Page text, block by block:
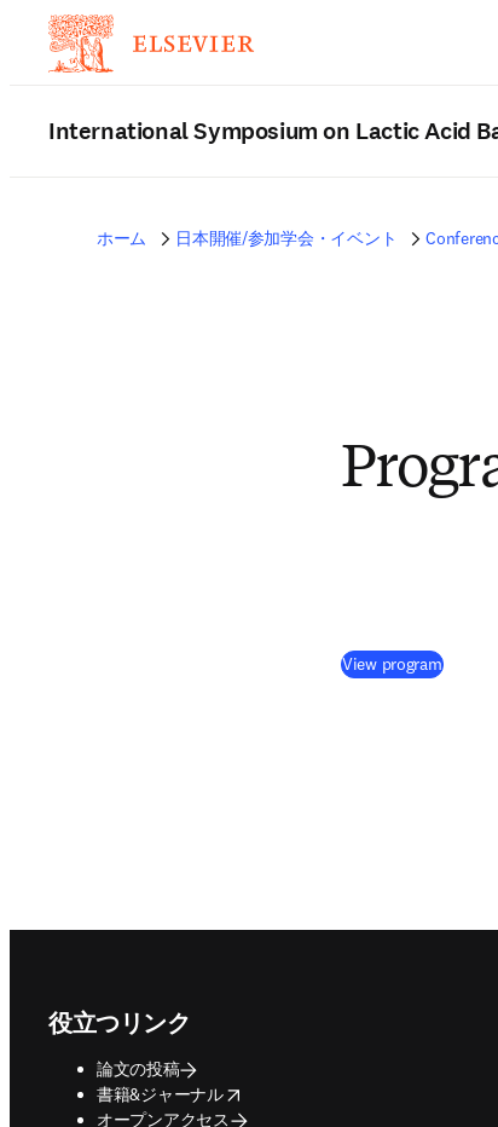
International Symposium on Lactic Acid
ホーム 日本開催/参加学会・イベント
View program(
役立つリンク
論文の投稿
書籍&ジャーナル
opens in new tab/window
オープンアクセス